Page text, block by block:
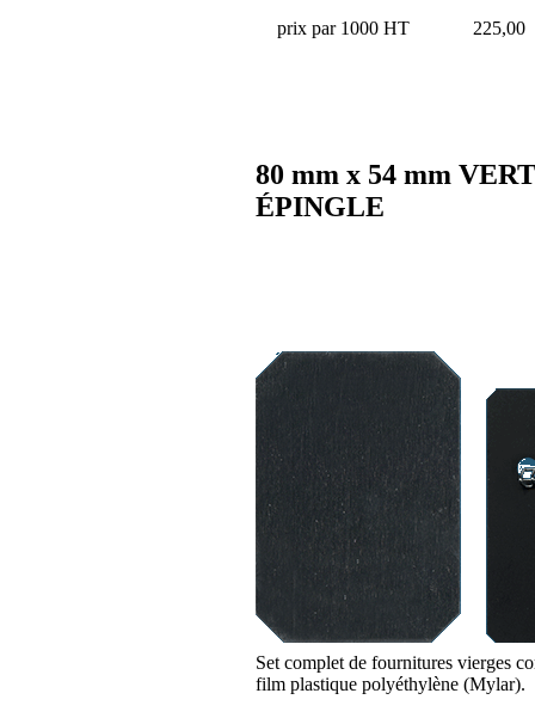
prix par 1000 HT 225,00
80 mm x 54 mm
ÉPINGLE
Set complet de fournitures vierges
film plastique polyéthylène (Mylar).